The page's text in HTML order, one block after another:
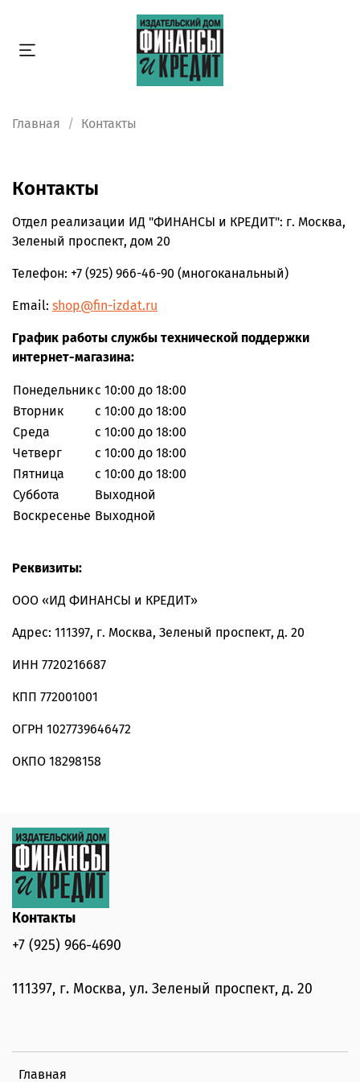
Главная Контакты
Контакты
Отдел реализации ИД "ФИНАНСЫ и КРЕДИТ": г. Москва,
Зеленый проспект, дом 20
Телефон: +7 (925) 966-46-90 (многоканальный)
Email: shop@fin-izdat.ru
График работы службы технической поддержки
интернет-магазина:
Понедельникс 10:00 до 18:00
Вторник
с 10:00 до 18:00
Среда
с 10:00 до 18:00
Четверг
с 10:00 до 18:00
Пятница
с 10:00 до 18:00
Суббота
Выходной
Воскресенье Выходной
Реквизиты:
ООО «ИД ФИНАНСЫ и КРЕДИТ»
Адрес: 111397, г. Москва, Зеленый проспект, д. 20
ИНН 7720216687
КПП 772001001
ОГРН 1027739646472
ОКПО 18298158
Главная
Контакты
+7 (925) 966-4690
111397, г. Москва, ул. Зеленый проспект, д. 20